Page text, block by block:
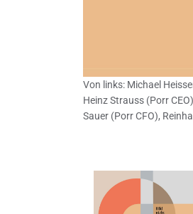
Von links: Michael
Heinz Strauss (Porr
Sauer (Porr CFO),